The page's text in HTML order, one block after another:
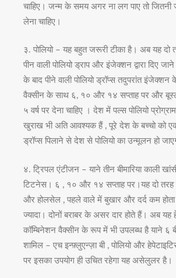
चाहिए। जन्म के समय अगर ना लग पाए तो जितनी
लेना चाहिए।
३. पोलियो – यह बहुत जरूरी टीका है। अब यह दो
पीन वाली पोलियो ड्राप और इंजेक्शन द्वारा दिए
के बाद पीने वाली पोलियो ड्रॉप्स तदुपरांत
वैक्सीन के साथ ६, १० और १४ सप्ताह पर और
५ वर्ष पर देना चाहिए । देश में पल्स पोलियो
खुराख भी अति आवश्यक हैं , पूरे देश के बच्चो को एक
ड्रॉप्स पिलाने से देश से पोलियो का उन्मूलन हो
४. ट्रिपल एंटीजन – याने तीन बीमारिया काली
टिटनेस। ६ , १० और १४ सप्ताह पर।यह दो
और होलसेल , पहले वाले में बुखार और दर्द कम होता
ज्यादा। दोनों बराबर के असर दार होते हैं। अब यह
कॉम्बिनेशन वैक्सीन के रूप में भी उपलब्ध है याने ६
शामिल – एच इन्फ़्लुएन्ज़ा बी , पोलियो और
पर इसका उपयोग ही उचित रहेगा यह असेलुलर है।